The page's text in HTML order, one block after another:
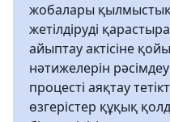
жобалары
жетілдіруді
айыптау актісіне
нәтижелерін
процесті аяқтау
өзгерістер құқық